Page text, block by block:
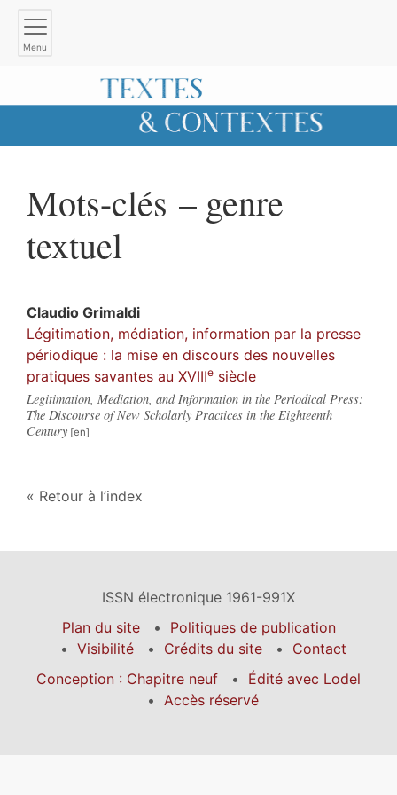
Menu
Mots-clés – genre
textuel
Claudio Grimaldi
Légitimation, médiation, information par la presse
périodique : la mise en discours des nouvelles
pratiques savantes au XVIIIe siècle
Legitimation, Mediation, and Information in the Periodical Press:
The Discourse of New Scholarly Practices in the Eighteenth
Century
Retour à l’index
ISSN électronique 1961-991X
Plan du site
Politiques de publication
Visibilité
Crédits du site
Contact
Conception : Chapitre neuf
Édité avec Lodel
Accès réservé